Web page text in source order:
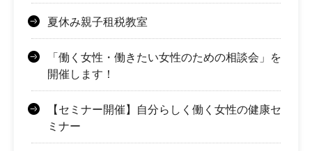
夏休み親子租税教室
「働く女性・働きたい女性のための相談会」を
開催します！
【セミナー開催】自分らしく働く女性の健康セ
ミナー